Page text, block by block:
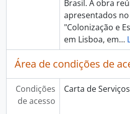
Brasil. A obra
apresentados
"Colonização e
em Lisboa, em…
Área de condições de
Condições
de acesso
Carta de